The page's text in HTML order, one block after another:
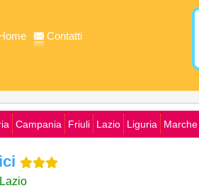
Contatti
Campania Friuli Lazio Liguria Marche